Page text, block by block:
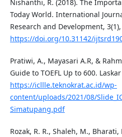
Nishanthi, R. (2018). The
Today World. International
Research and Development, 3(1),
https://doi.org/10.31142/
Pratiwi, A., Mayasari A.R, &
Guide to TOEFL Up to 600.
https://icllle.teknokrat.ac.id/wp-
content/uploads/2021/08/
Simatupang.pdf
Rozak, R. R., Shaleh, M., Bharati,